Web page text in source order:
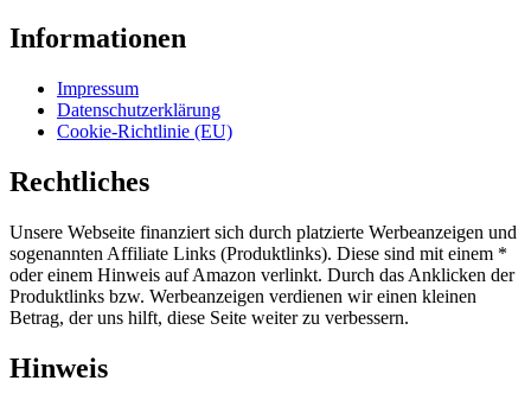
Informationen
Impressum
Datenschutzerklärung
Cookie-Richtlinie (EU)
Rechtliches
Unsere Webseite finanziert sich durch platzierte Werbeanzeigen und
sogenannten Affiliate Links (Produktlinks). Diese sind mit einem *
oder einem Hinweis auf Amazon verlinkt. Durch das Anklicken der
Produktlinks bzw. Werbeanzeigen verdienen wir einen kleinen
Betrag, der uns hilft, diese Seite weiter zu verbessern.
Hinweis